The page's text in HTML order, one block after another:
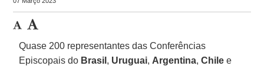
Quase 200 representantes das Conferências
Episcopais do Brasil , Uruguai, Argentina,Chile e